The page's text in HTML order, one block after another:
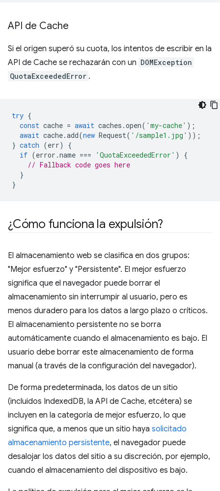
API de Cache
Si el origen superó su cuota, los intentos de escribir en la
API de Cache se rechazarán con un DOMException
QuotaExceededError .
try {
const cache = await caches .open( 'my-cache' );
await cache.add(new Request( '/sample1.jpg' ));
} catch (err)
{
if (error .name === 'QuotaExceededError' )
{
// Fallback code goes here
}
}
¿Cómo funciona la expulsión?
El almacenamiento web se clasifica en dos grupos:
"Mejor esfuerzo" y "Persistente". El mejor esfuerzo
significa que el navegador puede borrar el
almacenamiento sin interrumpir al usuario, pero es
menos duradero para los datos a largo plazo o críticos.
El almacenamiento persistente no se borra
automáticamente cuando el almacenamiento es bajo. El
usuario debe borrar este almacenamiento de forma
manual (a través de la configuración del navegador).
De forma predeterminada, los datos de un sitio
(incluidos IndexedDB, la API de Cache, etcétera) se
incluyen en la categoría de mejor esfuerzo, lo que
significa que, a menos que un sitio haya solicitado
almacenamiento persistente, el navegador puede
desalojar los datos del sitio a su discreción, por ejemplo,
cuando el almacenamiento del dispositivo es bajo.